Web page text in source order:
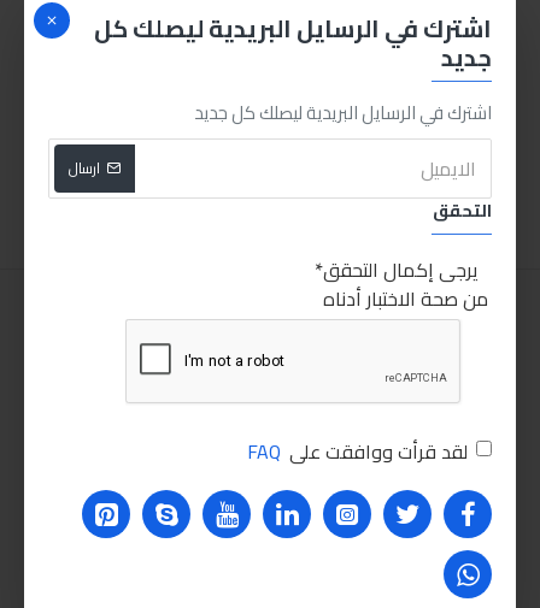
اشترك في الرسايل البريدية ليصلك كل
جديد
اشترك في الرسايل البريدية ليصلك كل جديد
ارسال
التحقق
يرجى إكمال التحقق
من صحة الاختبار أدناه
لقد قرأت ووافقت على FAQ
سماعة لكشف أعطال ميكانيكا السيارات
175.00LE
اضافة للسلة